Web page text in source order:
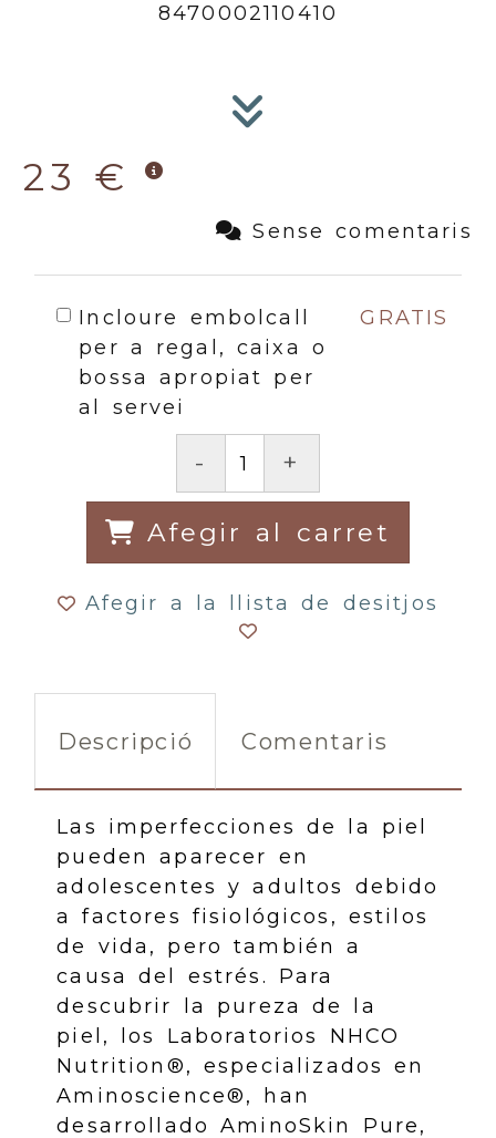
8470002110410
23 €
Sense comentaris
Incloure embolcall
per a regal, caixa o
bossa apropiat per
al servei
GRATIS
- +
Afegir al carret
Afegir a la llista de desitjos
Descripció Comentaris
Las imperfecciones de la piel
pueden aparecer en
adolescentes y adultos debido
a factores fisiológicos, estilos
de vida, pero también a
causa del estrés. Para
descubrir la pureza de la
piel, los Laboratorios NHCO
Nutrition®, especializados en
Aminoscience®, han
desarrollado AminoSkin Pure,